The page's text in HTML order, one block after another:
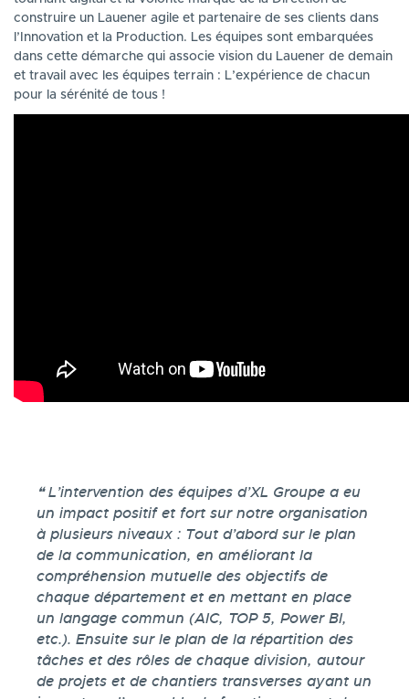
construire un Lauener agile et partenaire de ses clients dans
l’Innovation et la Production. Les équipes sont embarquées
dans cette démarche qui associe vision du Lauener de demain
et travail avec les équipes terrain : L’expérience de chacun
pour la sérénité de tous !
L’intervention des équipes d’XL Groupe a eu
un impact positif et fort sur notre organisation
à plusieurs niveaux : Tout d’abord sur le plan
de la communication, en améliorant la
compréhension mutuelle des objectifs de
chaque département et en mettant en place
un langage commun (AIC, TOP 5, Power BI,
etc.). Ensuite sur le plan de la répartition des
tâches et des rôles de chaque division, autour
de projets et de chantiers transverses ayant un